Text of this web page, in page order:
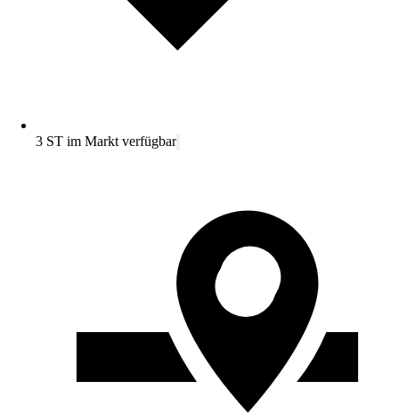
3 ST im Markt verfügbar